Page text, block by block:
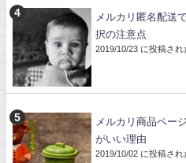
メルカリ匿名配送
択の注意点
2019/10/23 に投稿され
メルカリ商品ペー
がいい理由
2019/10/02 に投稿され